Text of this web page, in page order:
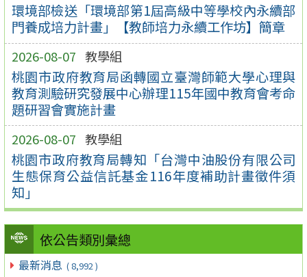
環境部檢送「環境部第1屆高級中等學校內永續部
門養成培力計畫」【教師培力永續工作坊】簡章
2026-08-07 教學組
桃園市政府教育局函轉國立臺灣師範大學心理與
教育測驗研究發展中心辦理115年國中教育會考命
題研習會實施計畫
2026-08-07 教學組
桃園市政府教育局轉知「台灣中油股份有限公司
生態保育公益信託基金116年度補助計畫徵件須
知」
依公告類別彙總
最新消息 ( 8,992 )